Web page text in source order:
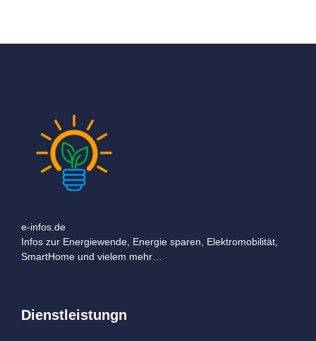
e-infos.de
Infos zur Energiewende, Energie sparen, Elektromobilität,
SmartHome und vielem mehr…
Dienstleistungn